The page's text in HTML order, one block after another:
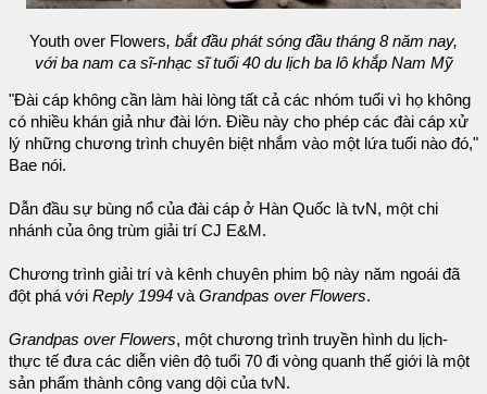
Youth over Flowers, bắt đầu phát sóng đầu tháng 8 năm nay,
với ba nam ca sĩ-nhạc sĩ tuổi 40 du lịch ba lô khắp Nam Mỹ
"Đài cáp không cần làm hài lòng tất cả các nhóm tuổi vì họ không
có nhiều khán giả như đài lớn. Điều này cho phép các đài cáp xử
lý những chương trình chuyên biệt nhắm vào một lứa tuổi nào đó,"
Bae nói.
Dẫn đầu sự bùng nổ của đài cáp ở Hàn Quốc là tvN, một chi
nhánh của ông trùm giải trí CJ E&M.
Chương trình giải trí và kênh chuyên phim bộ này năm ngoái đã
đột phá với Reply 1994 vàGrandpas over Flowers.
Grandpas over Flowers, một chương trình truyền hình du lịch-
thực tế đưa các diễn viên độ tuổi 70 đi vòng quanh thế giới là một
sản phẩm thành công vang dội của tvN.